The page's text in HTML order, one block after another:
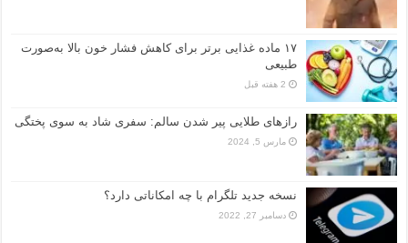
۱۷ ماده غذایی برتر برای کاهش فشار خون بالا به‌صورت
طبیعی
2 هفته قبل
رازهای طلایی پیر شدن سالم: سفری شاد به سوی پختگی
مارس 5, 2024
نسخه جدید تلگرام با چه امکاناتی دارد؟
دسامبر 27, 2022